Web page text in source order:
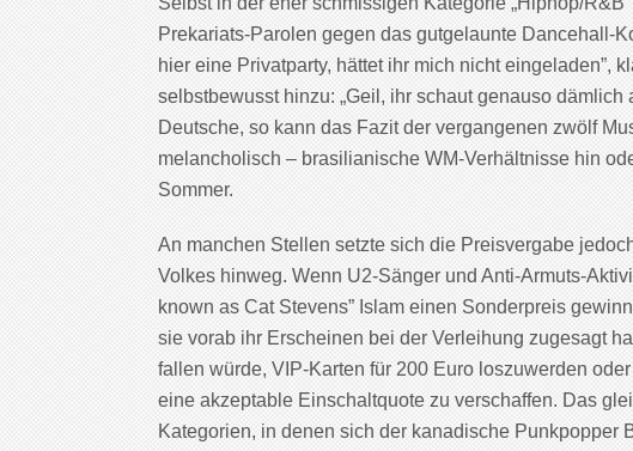
Prekariats-Parolen gegen das gutgelaunte Dancehall-
hier eine Privatparty, hättet ihr mich nicht eingeladen”,
selbstbewusst hinzu: „Geil, ihr schaut genauso dämlich
Deutsche, so kann das Fazit der vergangenen zwölf
melancholisch – brasilianische WM-Verhältnisse hin
Sommer.
An manchen Stellen setzte sich die Preisvergabe
Volkes hinweg. Wenn U2-Sänger und Anti-Armuts-
known as Cat Stevens” Islam einen Sonderpreis
sie vorab ihr Erscheinen bei der Verleihung zugesagt
fallen würde, VIP-Karten für 200 Euro loszuwerden
eine akzeptable Einschaltquote zu verschaffen. Das
Kategorien, in denen sich der kanadische Punkpopper